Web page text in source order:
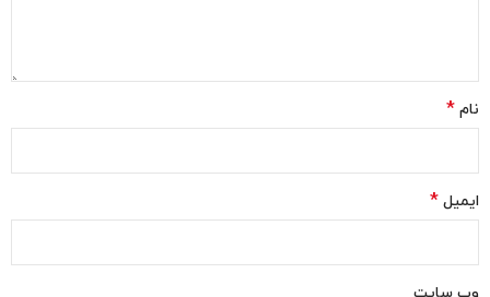
نام *
ایمیل *